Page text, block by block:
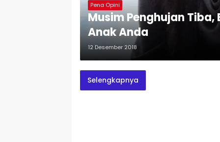
Pena Opini
Musim Penghujan
Anak Anda
12 Desember 2018
Selengkapnya